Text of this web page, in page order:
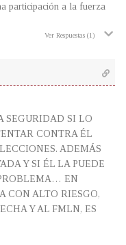
participación a la fuerza
Ver Respuestas (1)
SEGURIDAD SI LO
CONTRA ÉL
ADEMÁS
Y SI ÉL LA PUEDE
EN
CON ALTO RIESGO,
Y AL FMLN, ES